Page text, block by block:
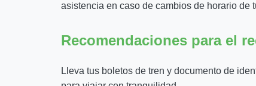
asistencia en caso de cambios de horario de
Recomendaciones para el
Lleva tus boletos de tren y documento de